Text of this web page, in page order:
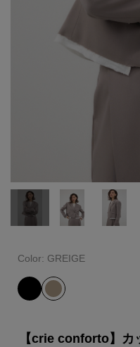
Color: GREIGE
【crie conforto】カ